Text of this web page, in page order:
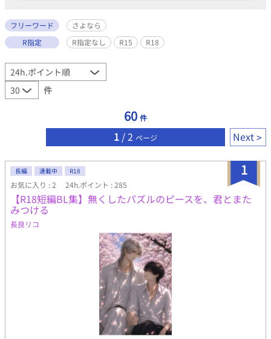
フリーワード
さよなら
R指定
R指定なし R15 R18
件
60 件
1 / 2 ページ Next
1
長編 連載中 R18
お気に入り : 2 24h.ポイント : 285
【R18短編BL集】無くしたパズルのピースを、君とまた
みつける
長良リコ